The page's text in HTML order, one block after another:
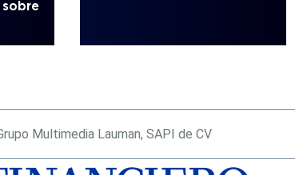
sobre
Multimedia Lauman, SAPI de CV